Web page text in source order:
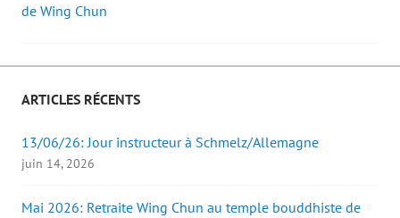
navigation
de Wing Chun
ARTICLES RÉCENTS
13/06/26: Jour instructeur à Schmelz/Allemagne
juin 14, 2026
Mai 2026: Retraite Wing Chun au temple bouddhiste de